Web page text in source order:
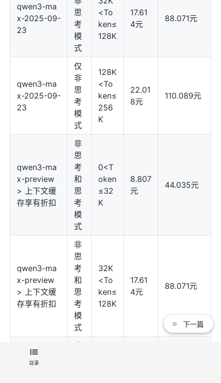
qwen3-ma
x-2025-09-
23
思
考
模
式
<To
ken≤
128K
17.61
4元
88.071元
qwen3-ma
x-2025-09-
23
仅
非
思
考
模
式
128K
<To
ken≤
256
K
22.01
8元
110.089元
qwen3-ma
x-preview
> 上下文缓
存享有折扣
非
思
考
和
思
考
模
式
0<T
oken
≤32
K
8.807
元
44.035元
qwen3-ma
x-preview
> 上下文缓
存享有折扣
非
思
考
和
思
考
模
式
32K
<To
ken≤
128K
17.61
4元
88.071元
目录
下一篇